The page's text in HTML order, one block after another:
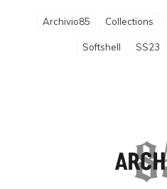
Archivio85 Collections
Softshell SS23